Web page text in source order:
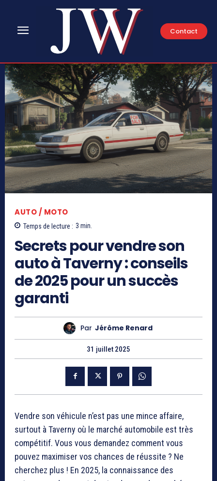
Contact
AUTO / MOTO
Temps de lecture : 3 min.
Secrets pour vendre son
auto à Taverny : conseils
de 2025 pour un succès
garanti
Par Jérôme Renard
31 juillet 2025
Vendre son véhicule n’est pas une mince affaire,
surtout à Taverny où le marché automobile est très
compétitif. Vous vous demandez comment vous
pouvez maximiser vos chances de réussite ? Ne
cherchez plus ! En 2025, la connaissance des